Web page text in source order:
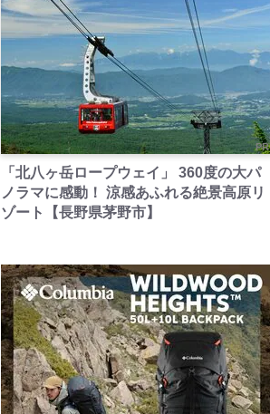
PR
「北八ヶ岳ロープウェイ」 360度の大パ
ノラマに感動！ 涼感あふれる絶景高原リ
ゾート【長野県茅野市】